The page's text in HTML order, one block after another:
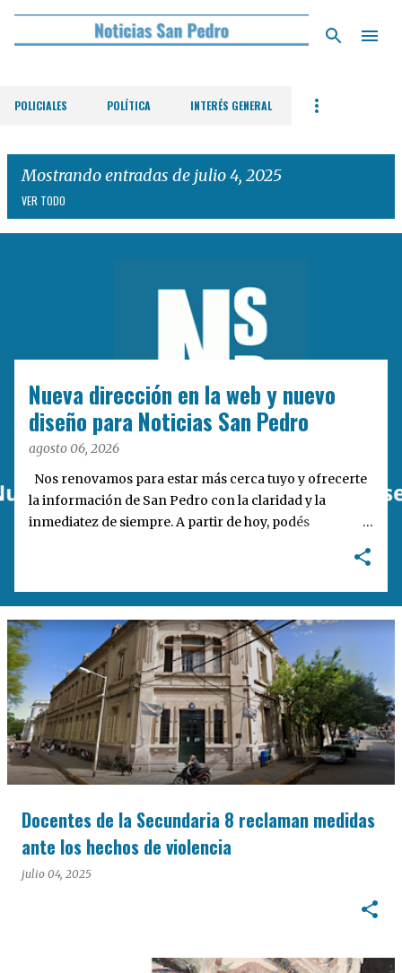
Ir al contenido principal
POLICIALES POLÍTICA INTERÉS GENERAL
Mostrando entradas de julio 4, 2025
VER TODO
Nueva dirección en la web y nuevo
diseño para Noticias San Pedro
agosto 06, 2026
Nos renovamos para estar más cerca tuyo y ofrecerte
la información de San Pedro con la claridad y la
inmediatez de siempre. A partir de hoy, podés
Desarrollamos una interfaz más ágil, moderna e
intuitiva, pensada para optimizar la navegación desde
cualquier dispositivo, facilitar el acceso a las noticias
locales y potenciar la interacción de los lectores con
nuestros contenidos.
Docentes de la Secundaria 8 reclaman medidas
ante los hechos de violencia
julio 04, 2025